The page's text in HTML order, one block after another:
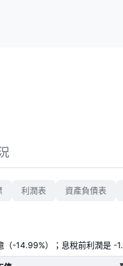
利潤表 資產負債表
-14.99%）；息稅前利潤是